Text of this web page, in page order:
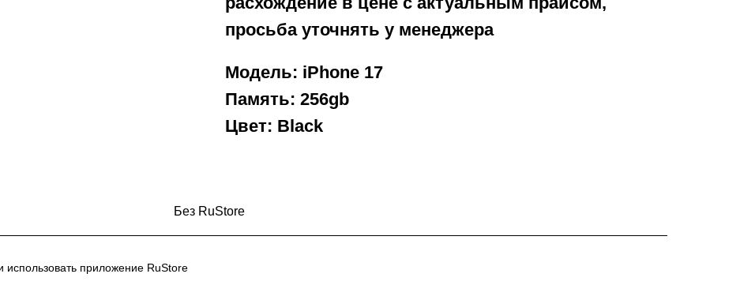
просьба уточнять у менеджера
Модель: iPhone 17
Память: 256gb
Цвет: Black
Без RuStore
использовать приложение RuStore